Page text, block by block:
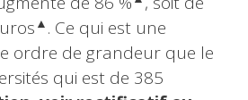
▲ . Ce qui est une
ordre de grandeur que le
qui est de 385